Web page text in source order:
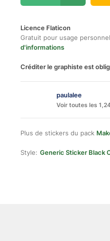
Licence Flaticon
Gratuit pour usage
d'informations
Créditer le graphiste est
paulalee
Voir toutes les
Plus de stickers du pack
Style: Generic Sticker Black